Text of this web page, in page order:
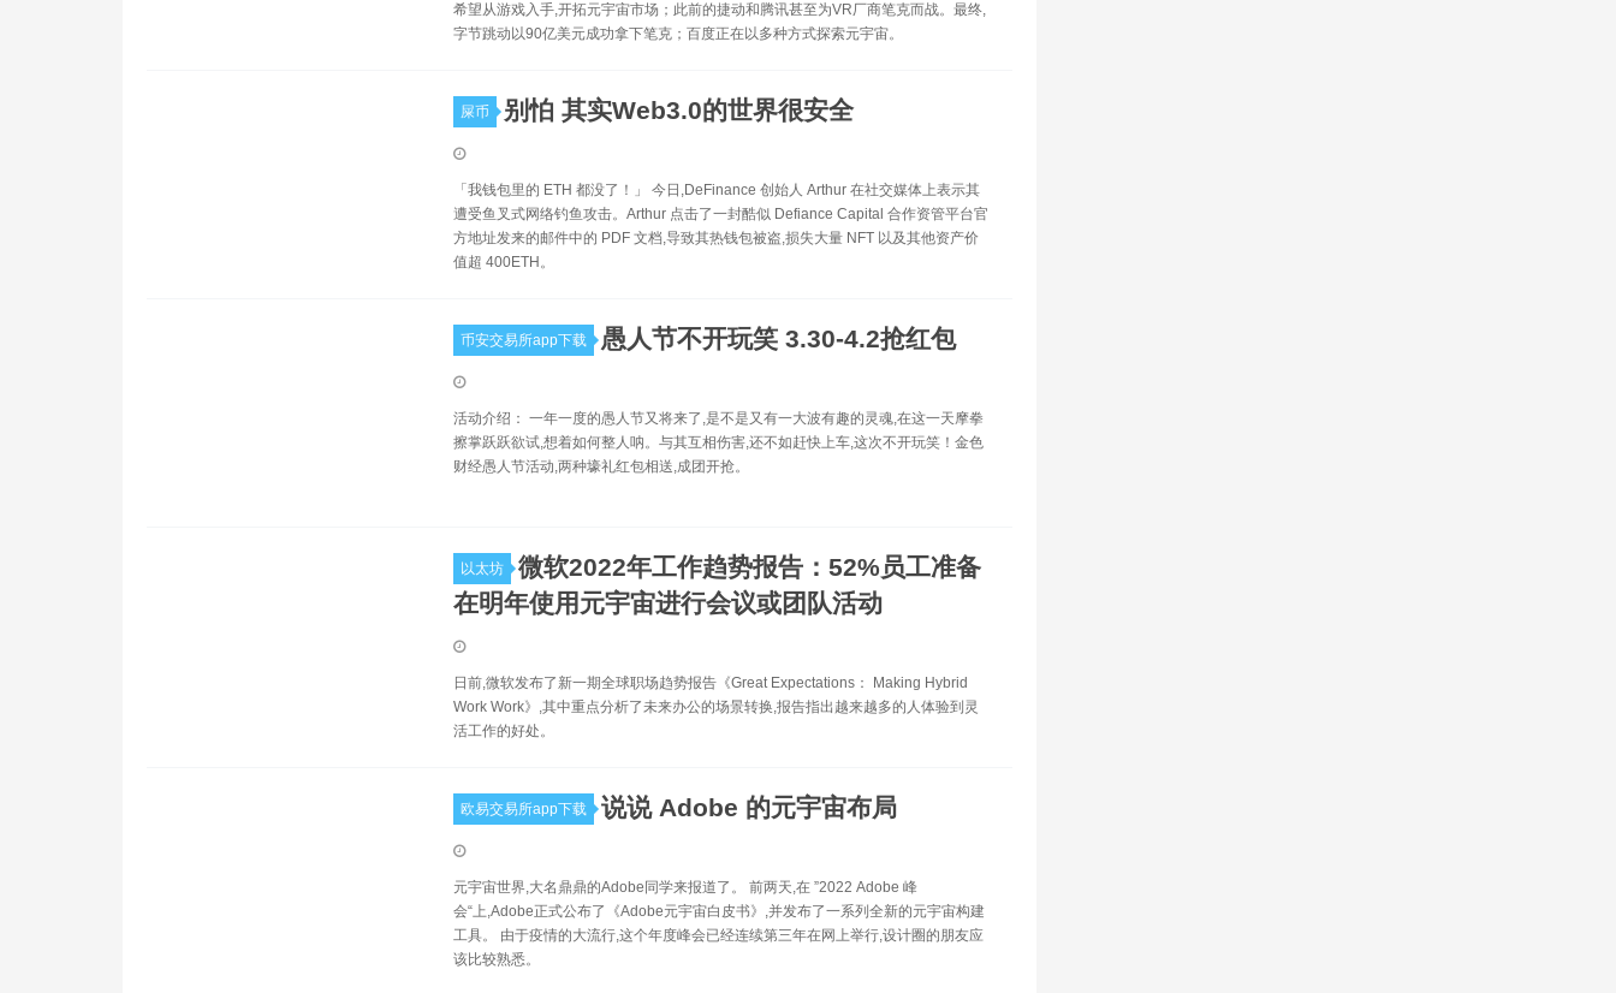
希望从游戏入手,开拓元宇宙市场；此前的捷动和腾讯甚至为VR厂商笔克而战。最终,
字节跳动以90亿美元成功拿下笔克；百度正在以多种方式探索元宇宙。
屎币 别怕 其实Web3.0的世界很安全
「我钱包里的 ETH 都没了！」 今日,DeFinance 创始人 Arthur 在社交媒体上表示其
遭受鱼叉式网络钓鱼攻击。Arthur 点击了一封酷似 Defiance Capital 合作资管平台官
方地址发来的邮件中的 PDF 文档,导致其热钱包被盗,损失大量 NFT 以及其他资产价
值超 400ETH。
币安交易所app下载 愚人节不开玩笑 3.30-4.2抢红包
活动介绍： 一年一度的愚人节又将来了,是不是又有一大波有趣的灵魂,在这一天摩拳
擦掌跃跃欲试,想着如何整人呐。与其互相伤害,还不如赶快上车,这次不开玩笑！金色
财经愚人节活动,两种壕礼红包相送,成团开抢。
以太坊
微软2022年工作趋势报告：52%员工准备
在明年使用元宇宙进行会议或团队活动
日前,微软发布了新一期全球职场趋势报告《Great Expectations： Making Hybrid
Work Work》,其中重点分析了未来办公的场景转换,报告指出越来越多的人体验到灵
活工作的好处。
欧易交易所app下载 说说 Adob​​e 的元宇宙布局
元宇宙世界,大名鼎鼎的Adobe同学来报道了。 前两天,在 ”2022 Adobe 峰
会“上,Adobe正式公布了《Adobe元宇宙白皮书》,并发布了一系列全新的元宇宙构建
工具。 由于疫情的大流行,这个年度峰会已经连续第三年在网上举行,设计圈的朋友应
该比较熟悉。